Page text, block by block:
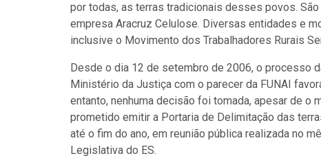
por todas, as terras tradicionais desses povos.
empresa Aracruz Celulose. Diversas entidades e
inclusive o Movimento dos Trabalhadores Rurais
Desde o dia 12 de setembro de 2006, o processo
Ministério da Justiça com o parecer da FUNAI
entanto, nenhuma decisão foi tomada, apesar de o
prometido emitir a Portaria de Delimitação das
até o fim do ano, em reunião pública realizada no
Legislativa do ES.